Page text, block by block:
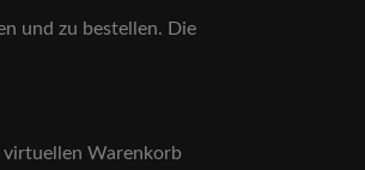
und zu bestellen. Die
virtuellen Warenkorb